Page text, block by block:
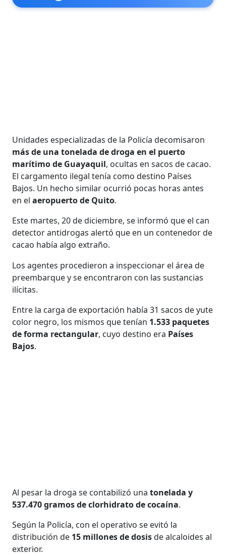
Unidades especializadas de la Policía decomisaron
más de una tonelada de droga en el puerto
marítimo de Guayaquil, ocultas en sacos de cacao.
El cargamento ilegal tenía como destino Países
Bajos. Un hecho similar ocurrió pocas horas antes
en elaeropuerto de Quito.
Este martes, 20 de diciembre, se informó que el can
detector antidrogas alertó que en un contenedor de
cacao había algo extraño.
Los agentes procedieron a inspeccionar el área de
preembarque y se encontraron con las sustancias
ilícitas.
Entre la carga de exportación había 31 sacos de yute
color negro, los mismos que tenían 1.533 paquetes
de forma rectangular, cuyo destino era Países
Bajos.
Al pesar la droga se contabilizó una tonelada y
537.470 gramos de clorhidrato de cocaína.
Según la Policía, con el operativo se evitó la
distribución de 15 millones de dosisde alcaloides al
exterior.